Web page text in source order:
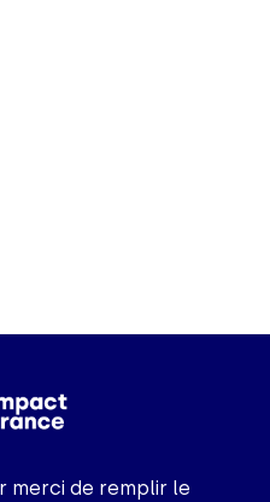
merci de remplir le